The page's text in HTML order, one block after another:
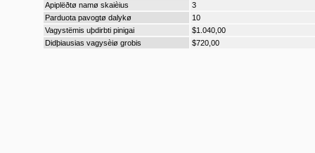
Apiplëðtø namø skaièius
3
Parduota pavogtø dalykø
10
Vagystëmis uþdirbti pinigai
$1.040,00
Didþiausias vagysèiø grobis
$720,00